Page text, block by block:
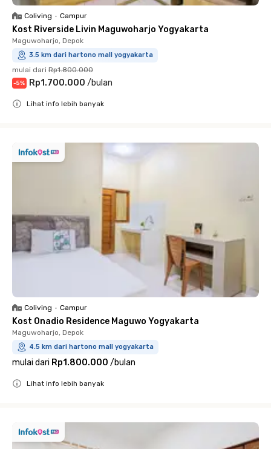
Coliving • Campur
Kost Riverside Livin Maguwoharjo Yogyakarta
Maguwoharjo, Depok
3.5 km dari hartono mall yogyakarta
mulai dari Rp1.800.000
-5% Rp1.700.000 /bulan
Lihat info lebih banyak
Coliving • Campur
Kost Onadio Residence Maguwo Yogyakarta
Maguwoharjo, Depok
4.5 km dari hartono mall yogyakarta
mulai dari Rp1.800.000 /bulan
Lihat info lebih banyak